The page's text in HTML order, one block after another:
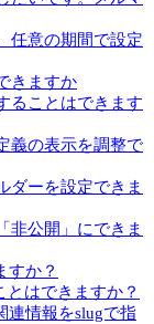
任意の期間で設定
きますか
ることはできます
義の表示を調整で
ダーを設定できま
非公開」にできま
すか？
はできますか？
連情報をslugで指